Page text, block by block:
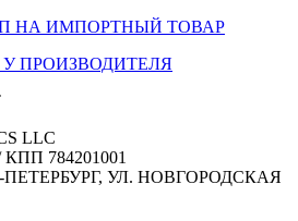
НА ИМПОРТНЫЙ ТОВАР
ПРОИЗВОДИТЕЛЯ
LLC
784201001
ПЕТЕРБУРГ, УЛ. НОВГОРОДСКАЯ